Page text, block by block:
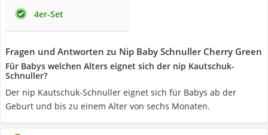
4er-Set
Fragen und Antworten zu Nip Baby Schnuller Cherry Green
Für Babys welchen Alters eignet sich der nip Kautschuk-
Schnuller?
Der nip Kautschuk-Schnuller eignet sich für Babys ab der
Geburt und bis zu einem Alter von sechs Monaten.